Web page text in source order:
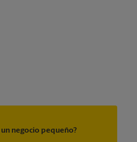
negocio pequeño?